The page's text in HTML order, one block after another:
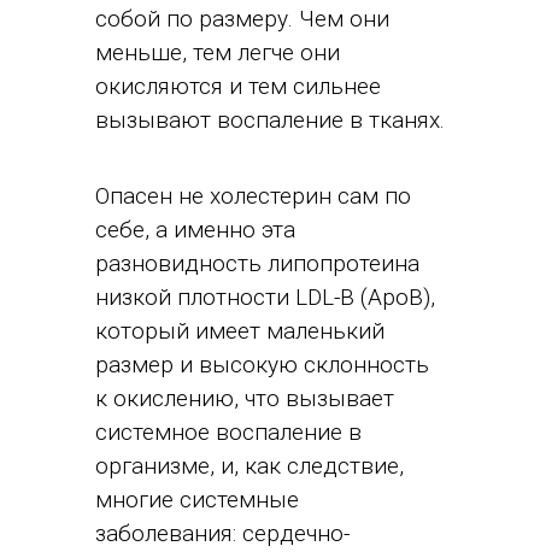
собой по размеру. Чем они
меньше, тем легче они
окисляются и тем сильнее
вызывают воспаление в тканях.
Опасен не холестерин сам по
себе, а именно эта
разновидность липопротеина
низкой плотности LDL-B (ApoB),
который имеет маленький
размер и высокую склонность
к окислению, что вызывает
системное воспаление в
организме, и, как следствие,
многие системные
заболевания: сердечно-